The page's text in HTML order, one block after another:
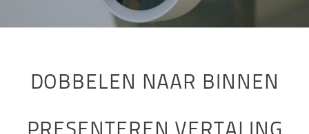
DOBBELEN NAAR BINNEN